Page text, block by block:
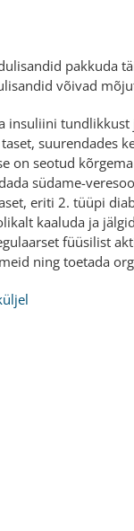
pakkuda
võivad
insuliini
suurendades
on seotud
südame-
eriti 2. tüüpi
kaaluda ja
füüsilist
ning toetada